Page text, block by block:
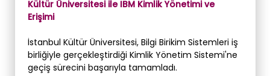
Kültür Üniversitesi ile IBM Kimlik Yönetimi ve
Erişimi
İstanbul Kültür Üniversitesi, Bilgi Birikim Sistemleri iş
birliğiyle gerçekleştirdiği Kimlik Yönetim Sistemi'ne
geçiş sürecini başarıyla tamamladı.